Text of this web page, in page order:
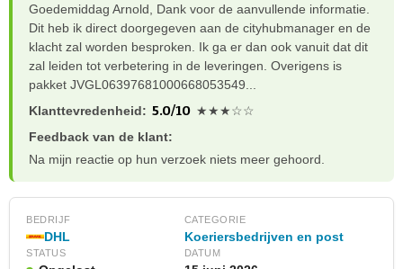
Goedemiddag Arnold, Dank voor de aanvullende informatie.
Dit heb ik direct doorgegeven aan de cityhubmanager en de
klacht zal worden besproken. Ik ga er dan ook vanuit dat dit
zal leiden tot verbetering in de leveringen. Overigens is
pakket JVGL06397681000668053549...
Klanttevredenheid: 5.0/10 ★★★☆☆
Feedback van de klant:
Na mijn reactie op hun verzoek niets meer gehoord.
BEDRIJF
DHL
CATEGORIE
Koeriersbedrijven en post
STATUS DATUM